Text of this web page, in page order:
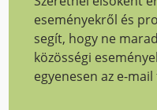
eseményekről és
segít, hogy ne
közösségi
egyenesen az e-